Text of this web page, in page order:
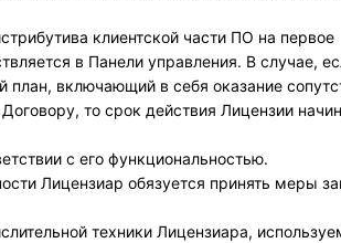
клиентской части ПО на первое
в Панели управления. В случае,
план, включающий в себя оказание
то срок действия Лицензии
с его функциональностью.
Лицензиар обязуется принять меры
техники Лицензиара,